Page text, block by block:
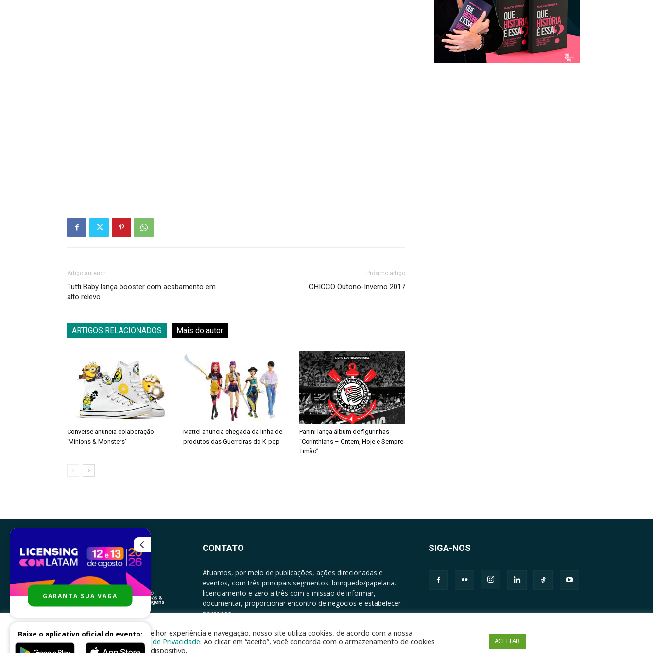
Artigo anterior
Tutti Baby lança booster com acabamento em
alto relevo
Próximo artigo
CHICCO Outono-Inverno 2017
ARTIGOS RELACIONADOS Mais do autor
Converse anuncia colaboração
‘Minions & Monsters’
Mattel anuncia chegada da linha de
produtos das Guerreiras do K-pop
Panini lança álbum de figurinhas
“Corinthians – Ontem, Hoje e Sempre
Timão”
CONTATO
Atuamos, por meio de publicações, ações direcionadas e
eventos, com três principais segmentos: brinquedo/papelaria,
licenciamento e zero a três com a missão de informar,
documentar, proporcionar encontro de negócios e estabelecer
parcerias.
SIGA-NOS
Para melhor experiência e navegação, nosso site utiliza cookies, de acordo com a nossa
Política de Privacidade. Ao clicar em “aceito”, você concorda com o armazenamento de cookies
no seu dispositivo.
ACEITAR
GARANTA SUA VAGA
Baixe o aplicativo oficial do evento: